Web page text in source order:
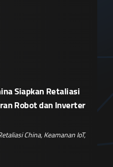
Siapkan Retaliasi
Robot dan Inverter
China,Keamanan IoT,